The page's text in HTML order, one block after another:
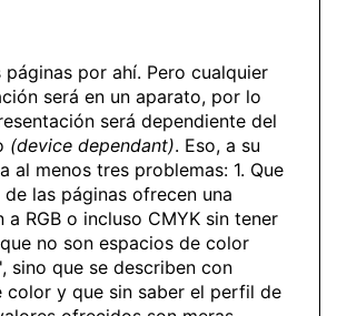
páginas por ahí. Pero cualquier
será en un aparato, por lo
será dependiente del
(device dependant). Eso, a su
al menos tres problemas: 1. Que
las páginas ofrecen una
a RGB o incluso CMYK sin tener
no son espacios de color
sino que se describen con
color y que sin saber el perfil de